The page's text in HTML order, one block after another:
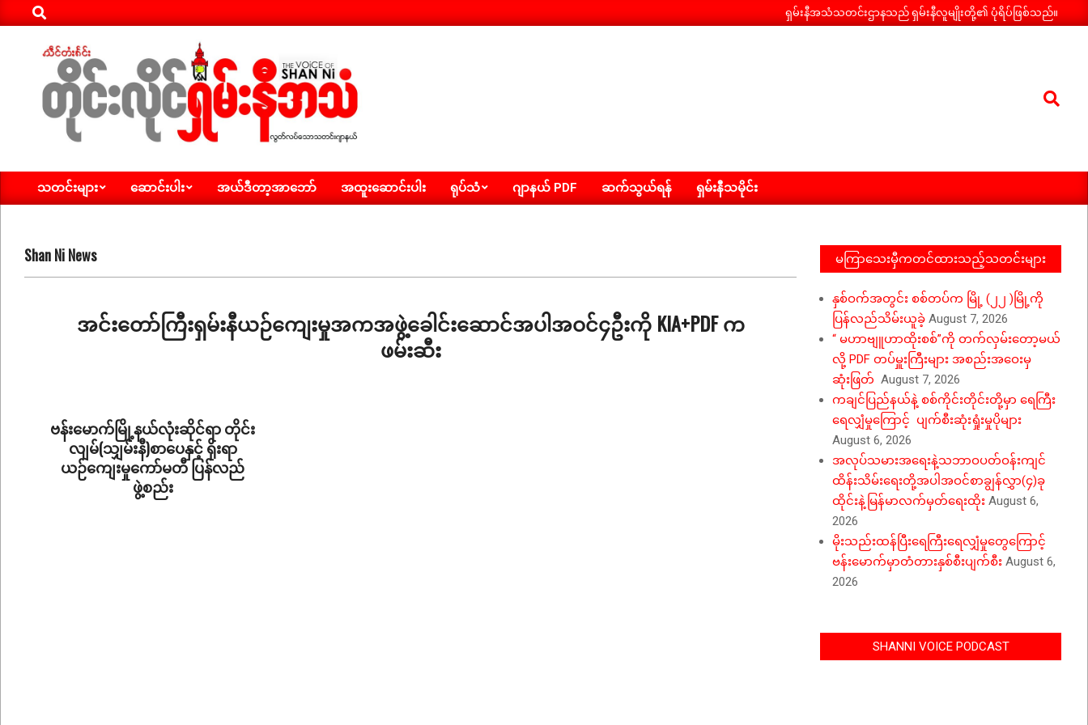
to
Search
ရှမ်းနီအသံသတင်းဌာနသည် ရှမ်းနီလူမျိုးတို့၏ ပုံရိပ်ဖြစ်သည်။
ရှမ်း
နီ
သတင်း
Search
Primary
သတင်းများ ဆောင်းပါး အယ်ဒီတာ့အာဘော် အထူးဆောင်းပါး ရုပ်သံ ဂျာနယ် PDF ဆက်သွယ်ရန် ရှမ်းနီသမိုင်း
Shan Ni News
အင်းတော်ကြီးရှမ်းနီယဉ်ကျေးမှုအကအဖွဲ့ခေါင်းဆောင်အပါအဝင်၄ဦးကို KIA+PDF က
ဖမ်းဆီး
ဗန်းမောက်မြို့နယ်လုံးဆိုင်ရာ တိုင်း
လျမ်(သျှမ်းနီ)စာပေနှင့် ရိုးရာ
ယဉ်ကျေးမှုကော်မတီ ပြန်လည်
ဖွဲ့စည်း
မကြာသေးမှီကတင်ထားသည့်သတင်းများ
နှစ်ဝက်အတွင်း စစ်တပ်က မြို့ (၂၂ )မြို့ကို
ပြန်လည်သိမ်းယူခဲ့ August 7, 2026
“ မဟာဗျူဟာထိုးစစ်”ကို တက်လှမ်းတော့မယ်
လို့ PDF တပ်မှူးကြီးများ အစည်းအဝေးမှ
ဆုံးဖြတ် August 7, 2026
ကချင်ပြည်နယ်နဲ့ စစ်ကိုင်းတိုင်းတို့မှာ ရေကြီး
ရေလျှံမှုကြောင့် ပျက်စီးဆုံးရှုံးမှုပိုများ
August 6, 2026
အလုပ်သမားအရေးနဲ့သဘာဝပတ်ဝန်းကျင်
ထိန်းသိမ်းရေးတို့အပါအဝင်စာချွန်လွှာ(၄)ခု
ထိုင်းနဲ့မြန်မာလက်မှတ်ရေးထိုး August 6,
2026
မိုးသည်းထန်ပြီးရေကြီးရေလျှံမှုတွေကြောင့်
ဗန်းမောက်မှာတံတားနှစ်စီးပျက်စီး August 6,
2026
SHANNI VOICE PODCAST